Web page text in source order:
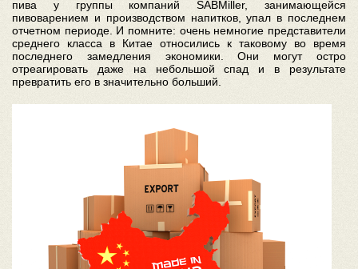
пива у группы компаний SABMiller, занимающейся
пивоварением и производством напитков, упал в последнем
отчетном периоде. И помните: очень немногие представители
среднего класса в Китае относились к таковому во время
последнего замедления экономики. Они могут остро
отреагировать даже на небольшой спад и в результате
превратить его в значительно больший.